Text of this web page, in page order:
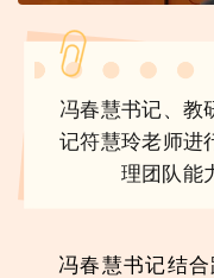
冯春慧书记、教
记符慧玲老师进
理团队能
冯春慧书记结